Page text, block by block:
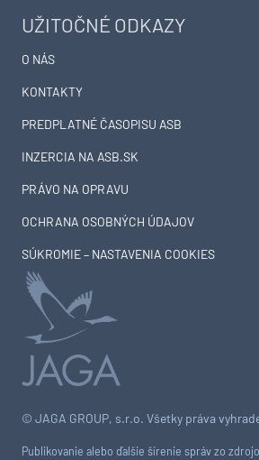
© JAGA GROUP, s.r.o. Všetky práva
Publikovanie alebo ďalšie šírenie správ zo
UŽITOČNÉ ODKAZY
O NÁS
KONTAKTY
PREDPLATNÉ ČASOPISU ASB
INZERCIA NA ASB.SK
PRÁVO NA OPRAVU
OCHRANA OSOBNÝCH ÚDAJOV
SÚKROMIE – NASTAVENIA COOKIES